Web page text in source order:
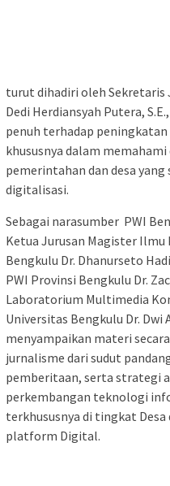
turut dihadiri oleh Sekretaris
Dedi Herdiansyah Putera,
penuh terhadap
khususnya dalam
pemerintahan dan desa
digitalisasi.
Sebagai narasumber PWI
Ketua Jurusan Magister
Bengkulu Dr. Dhanurseto
PWI Provinsi Bengkulu Dr.
Laboratorium Multimedia
Universitas Bengkulu Dr. Dwi
menyampaikan materi
jurnalisme dari sudut
pemberitaan, serta strategi
perkembangan teknologi
terkhususnya di tingkat
platform Digital.